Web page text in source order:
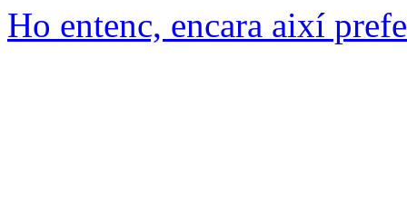
Ho entenc, encara així